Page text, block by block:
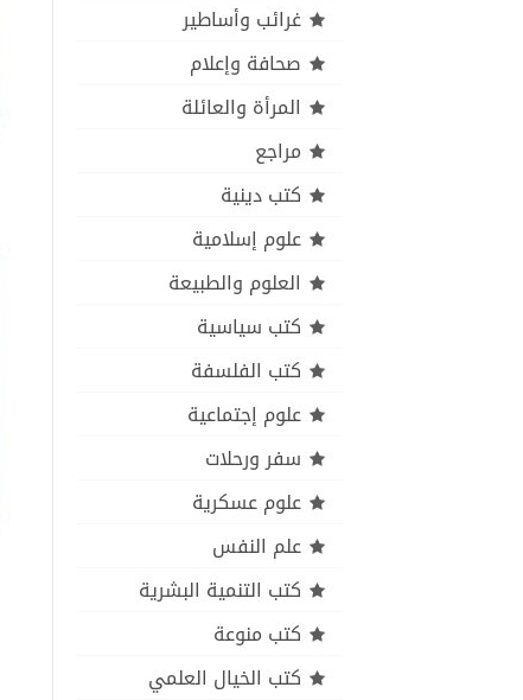
غرائب وأساطير
صحافة وإعلام
المرأة والعائلة
مراجع
كتب دينية
علوم إسلامية
العلوم والطبيعة
كتب سياسية
كتب الفلسفة
علوم إجتماعية
سفر ورحلات
علوم عسكرية
علم النفس
كتب التنمية البشرية
كتب منوعة
كتب الخيال العلمي